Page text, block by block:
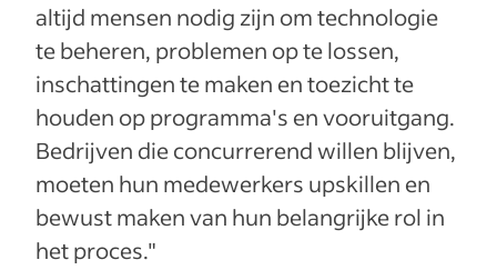
altijd mensen nodig zijn om technologie
te beheren, problemen op te lossen,
inschattingen te maken en toezicht te
houden op programma's en vooruitgang.
Bedrijven die concurrerend willen blijven,
moeten hun medewerkers upskillen en
bewust maken van hun belangrijke rol in
het proces."